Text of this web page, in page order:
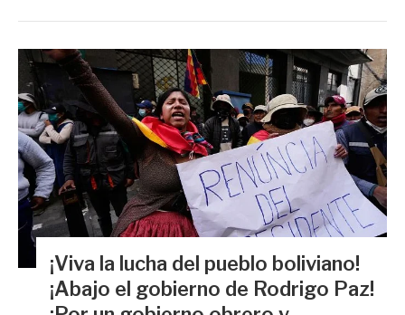
¡Viva la lucha del pueblo boliviano!
¡Abajo el gobierno de Rodrigo Paz!